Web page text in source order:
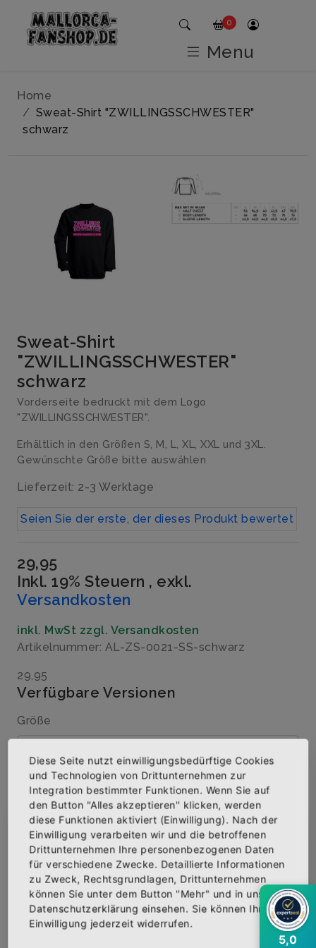
Home
Sweat-Shirt "ZWILLINGSSCHWESTER"
schwarz
Sweat-Shirt
"ZWILLINGSSCHWESTER"
schwarz
Vorderseite bedruckt mit dem Logo
"ZWILLINGSSCHWESTER".
Erhältlich in den Größen S, M, L, XL, XXL und 3XL.
Gewünschte Größe bitte auswählen
Lieferzeit: 2-3 Werktage
Seien Sie der erste, der dieses Produkt bewertet
29,95
Inkl. 19% Steuern , exkl.
Versandkosten
inkl. MwSt zzgl. Versandkosten
Artikelnummer: AL-ZS-0021-SS-schwarz
29,95
Verfügbare Versionen
Größe
Menge
IN DEN WARENKORB
AUF DIE WUNSCHLISTE
Abonniere jetzt unseren Newsletter
Bekomme die aktuellsten News über neue
Produkte und zudem einen 10% Gutschein für
deine nächste Bestellung.
0
Menu
5,0
Diese Seite nutzt einwilligungsbedürftige Cookies
und Technologien von Drittunternehmen zur
Integration bestimmter Funktionen. Wenn Sie auf
den Button "Alles akzeptieren" klicken, werden
diese Funktionen aktiviert (Einwilligung). Nach der
Einwilligung verarbeiten wir und die betroffenen
Drittunternehmen Ihre personenbezogenen Daten
für verschiedene Zwecke. Detaillierte Informationen
zu Zweck, Rechtsgrundlagen, Drittunternehmen
können Sie unter dem Button "Mehr" und in unserer
Datenschutzerklärung einsehen. Sie können Ihre
Einwilligung jederzeit widerrufen.